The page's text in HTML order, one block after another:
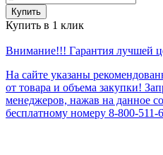
Купить
Купить в 1 клик
Внимание!!! Гарантия лучшей
На сайте указаны
от товара и объема закупки!
менеджеров, нажав на данное
бесплатному номеру 8-800-511-